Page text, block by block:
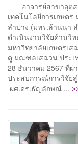
อาจารย์สาขาอุตส
เทคโนโลยีการเกษต
ลำปาง (มทร.ล้านนา
ดำเนินงานวิจัยด้านวิ
มหาวิทยาลัยเกษตรเส
ตู มณฑลเสฉวน ประเ
28 ธันวาคม 2567 ที่ผ่
ประสบการณ์การวิจั
ผศ.ดร.ธัญลักษณ์ ...